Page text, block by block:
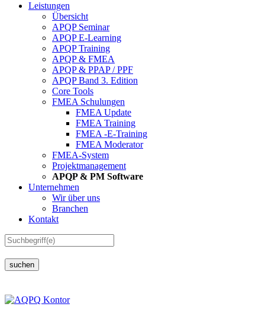
Leistungen
Übersicht
APQP Seminar
APQP E-Learning
APQP Training
APQP & FMEA
APQP & PPAP / PPF
APQP Band 3. Edition
Core Tools
FMEA Schulungen
FMEA Update
FMEA Training
FMEA -E-Training
FMEA Moderator
FMEA-System
Projektmanagement
APQP & PM Software
Unternehmen
Wir über uns
Branchen
Kontakt
suchen